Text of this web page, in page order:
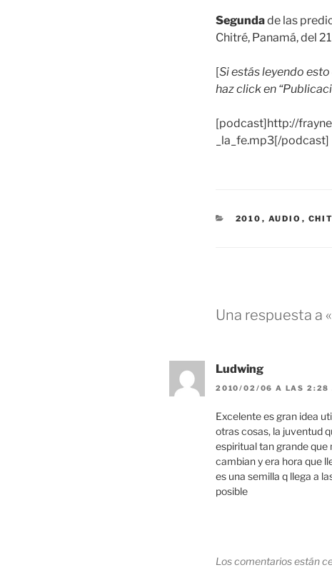
Segundade las
Chitré, Panamá, del
[Si estás leyendo esto
haz click en
[podcast]http://
_la_fe.mp3[/podcast]
CATEGORÍAS
2010 , AUDIO ,
Una respuesta a
Ludwing
2010/02/06 A LAS 2:28
Excelente es gran idea
otras cosas, la juventud
espiritual tan grande que
cambian y era hora que
es una semilla q llega a
posible
Los comentarios están